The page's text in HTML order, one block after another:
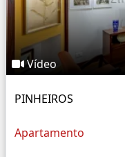
Vídeo
PINHEIROS
Apartamento